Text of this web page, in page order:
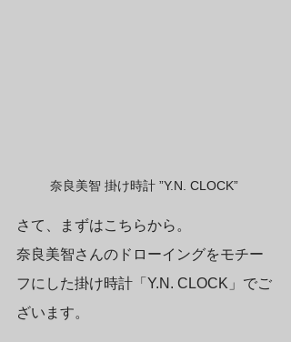
奈良美智 掛け時計 ”Y.N. CLOCK”
さて、まずはこちらから。
奈良美智さんのドローイングをモチー
フにした掛け時計「Y.N. CLOCK」でご
ざいます。